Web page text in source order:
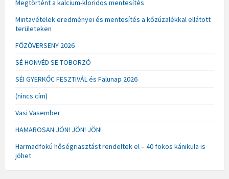
Megtörtént a kalcium-kloridos mentesítés
Mintavételek eredményei és mentesítés a kőzúzalékkal ellátott
területeken
FŐZŐVERSENY 2026
SÉ HONVÉD SE TOBORZÓ
SÉI GYERKŐC FESZTIVÁL és Falunap 2026
(nincs cím)
Vasi Vasember
HAMAROSAN JÖN! JÖN! JÖN!
Harmadfokú hőségriasztást rendeltek el – 40 fokos kánikula is
jöhet